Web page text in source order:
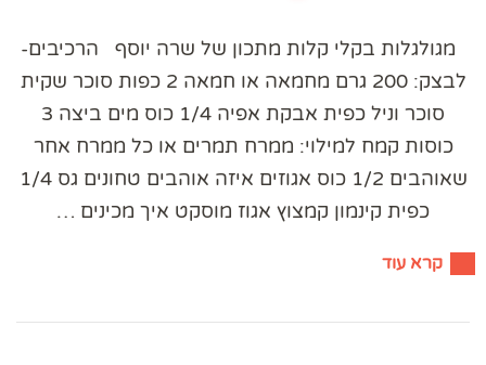
מגולגלות בקלי קלות מתכון של שרה יוסף הרכיבים-
לבצק: 200 גרם מחמאה או חמאה 2 כפות סוכר שקית
סוכר וניל כפית אבקת אפיה 1/4 כוס מים ביצה 3
כוסות קמח למילוי: ממרח תמרים או כל ממרח אחר
שאוהבים 1/2 כוס אגוזים איזה אוהבים טחונים גס 1/4
כפית קינמון קמצוץ אגוז מוסקט איך מכינים …
קרא עוד